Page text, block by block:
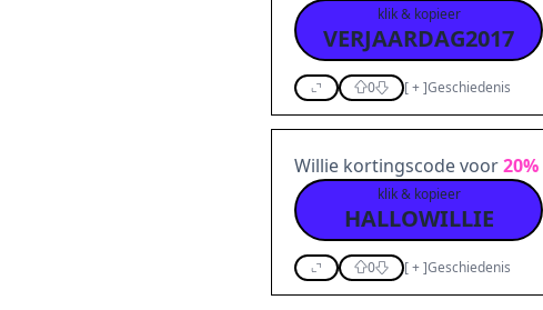
klik & kopieer
VERJAARDAG2017
0 [+]Geschiedenis
Willie kortingscode voor20%
klik & kopieer
HALLOWILLIE
0 [+]Geschiedenis